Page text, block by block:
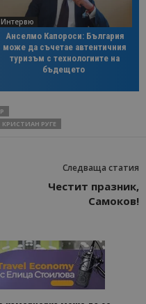
Интервю
Анселмо Капороси: България
може да съчетае автентичния
туризъм с технологиите на
бъдещето
КРИСТИАН РУГЕ
Следваща статия
Честит празник,
Самоков!